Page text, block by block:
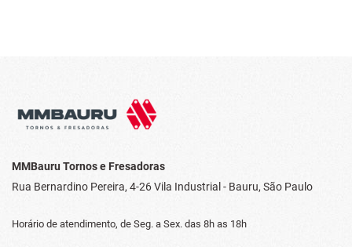
MMBauru Tornos e Fresadoras
Rua Bernardino Pereira, 4-26Vila Industrial - Bauru, São Paulo
Horário de atendimento, de Seg. a Sex. das 8h as 18h